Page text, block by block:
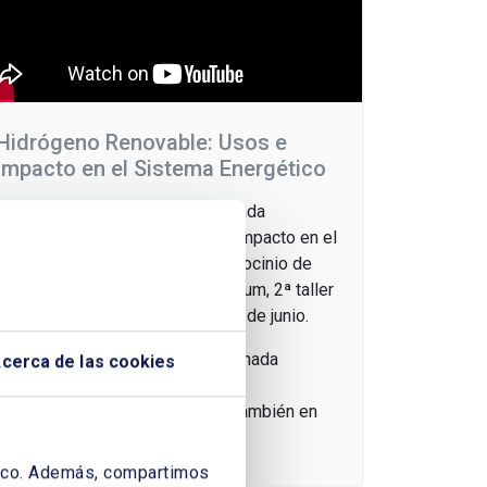
de las cookies
Además, compartimos
Renovable: Usos e
en el Sistema Energético
Resumimos en 5 minutos la jornada
«Hidrógeno Renovable: Usos e impacto en el
Sistema Energético», Con el patrocinio de
Repsol, y el copatrocinio de Exolum, 2ª taller
sobre hidrógeno renovable el 28 de junio.
es interesante ver la jornada
https://youtu.be/C5UpASll1dM también en